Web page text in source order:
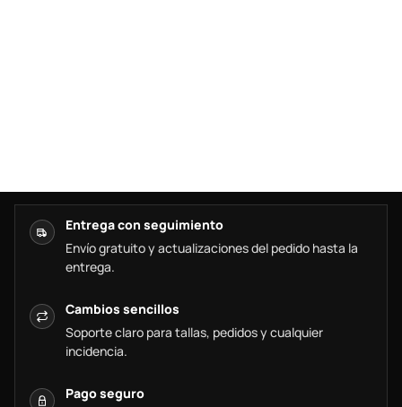
Entrega con seguimiento
Envío gratuito y actualizaciones del pedido hasta la
entrega.
Cambios sencillos
Soporte claro para tallas, pedidos y cualquier
incidencia.
Pago seguro